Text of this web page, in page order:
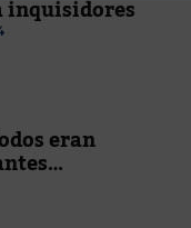
inquisidores
eran